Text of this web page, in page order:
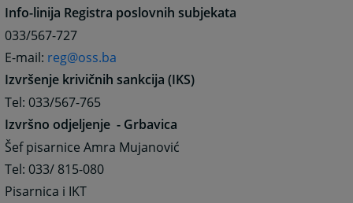
Info-linija Registra poslovnih subjekata
033/567-727
E-mail: reg@oss.ba
Izvršenje krivičnih sankcija (IKS)
Tel: 033/567-765
Izvršno odjeljenje - Grbavica
Šef pisarnice Amra Mujanović
Tel: 033/ 815-080
Pisarnica i IKT